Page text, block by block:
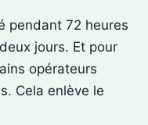
pendant 72 heures
jours. Et pour
opérateurs
Cela enlève le